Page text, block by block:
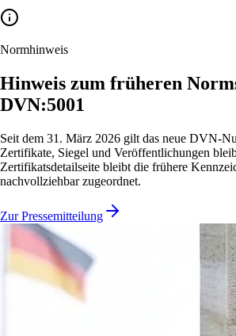
Normhinweis
Hinweis zum früheren
DVN:5001
Seit dem 31. März 2026 gilt das neue DVN-
Zertifikate, Siegel und Veröffentlichungen
Zertifikatsdetailseite bleibt die frühere
nachvollziehbar zugeordnet.
Zur Pressemitteilung